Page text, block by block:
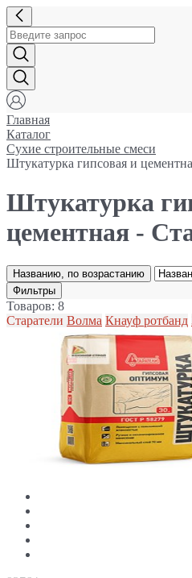
Главная
Каталог
Сухие строительные смеси
Штукатурка гипсовая и
Штукатурка
цементная -
Названию, по возрастанию
Фильтры
Товаров: 8
Старатели Волма Кнауф ротбанд